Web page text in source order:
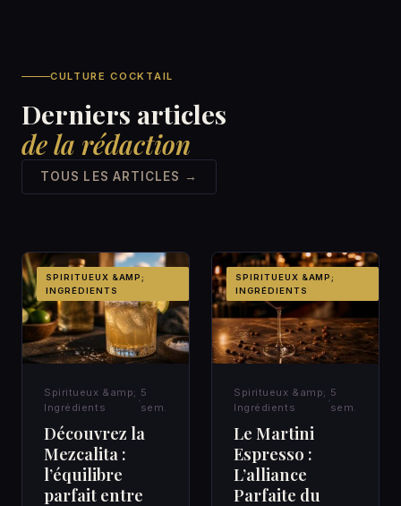
CULTURE COCKTAIL
Derniers articles
de la rédaction
TOUS LES ARTICLES →
SPIRITUEUX &AMP;
INGRÉDIENTS
Spiritueux &amp;
Ingrédients
5
sem.
Découvrez la
Mezcalita :
l’équilibre
parfait entre
SPIRITUEUX &AMP;
INGRÉDIENTS
Spiritueux &amp;
Ingrédients
5
sem.
Le Martini
Espresso :
L’alliance
Parfaite du